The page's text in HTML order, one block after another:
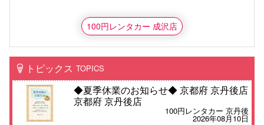
100円レンタカー 成沢店
トピックス TOPICS
◆夏季休業のお知らせ◆ 京都府 京丹後店
京都府 京丹後店
100円レンタカー 京丹後
2026年08月10日